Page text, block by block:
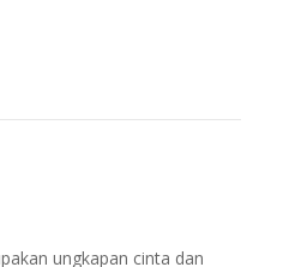
ungkapan cinta dan